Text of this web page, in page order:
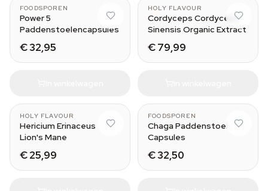
FOODSPOREN
Power 5
Paddenstoelencapsules
€ 32,95
HOLY FLAVOUR
Cordyceps Cordyceps
Sinensis Organic Extract
€ 79,99
HOLY FLAVOUR
Hericium Erinaceus
Lion's Mane
€ 25,99
FOODSPOREN
Chaga Paddenstoel
Capsules
€ 32,50